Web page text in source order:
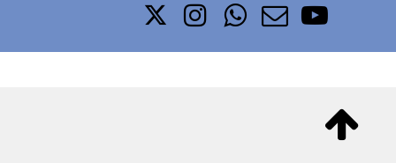
    
